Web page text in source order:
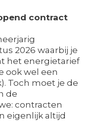
contract
2026 waarbij je
het energietarief
ook wel een
Toch moet je de
de
contracten
eigenlijk altijd